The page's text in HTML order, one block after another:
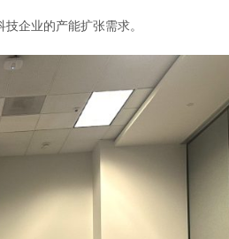
企业的产能扩张需求。